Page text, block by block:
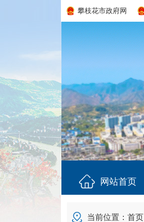
攀枝花市政府网
网站首页
当前位置： 首页